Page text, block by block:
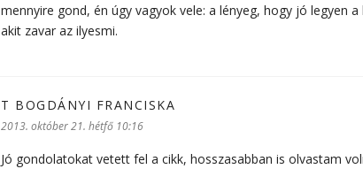
mennyire gond, én úgy vagyok vele: a lényeg, hogy jó legyen
akit zavar az ilyesmi.
T BOGDÁNYI FRANCISKA
2013. október 21. hétfő 10:16
Jó gondolatokat vetett fel a cikk, hosszasabban is olvastam